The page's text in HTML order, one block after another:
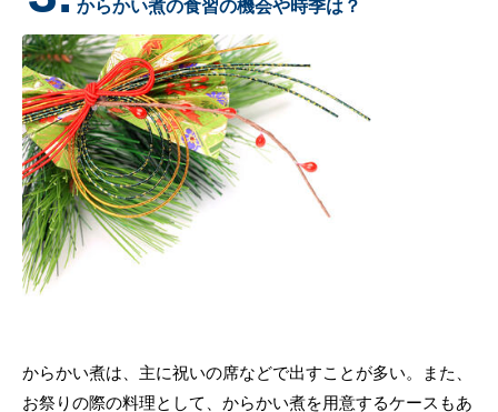
からかい煮の食習の機会や時季は？
からかい煮は、主に祝いの席などで出すことが多い。また、
お祭りの際の料理として、からかい煮を用意するケースもあ